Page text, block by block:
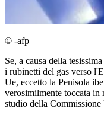
© -afp
Se, a causa della
i rubinetti del gas verso
Ue, eccetto la Penisola
verosimilmente toccata
studio della Commissione